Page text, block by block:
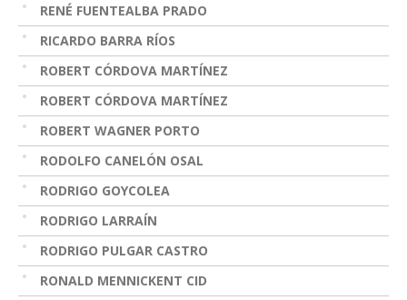
RENÉ FUENTEALBA PRADO
RICARDO BARRA RÍOS
ROBERT CÓRDOVA MARTÍNEZ
ROBERT CÓRDOVA MARTÍNEZ
ROBERT WAGNER PORTO
RODOLFO CANELÓN OSAL
RODRIGO GOYCOLEA
RODRIGO LARRAÍN
RODRIGO PULGAR CASTRO
RONALD MENNICKENT CID